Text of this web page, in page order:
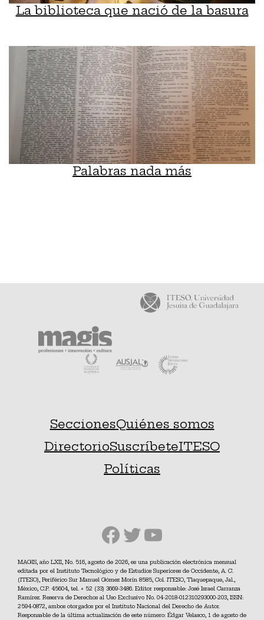
La biblioteca que nació de la basura
Palabras nada más
SeccionesQuiénes somos
DirectorioSuscríbeteITESO
Políticas
Facebook
Twitter
YouTube
MAGIS, año LXII, No. 516, agosto de 2026, es una publicación electrónica mensual
editada por el Instituto Tecnológico y de Estudios Superiores de Occidente, A. C.
(ITESO), Periférico Sur Manuel Gómez Morín 8585, Col. ITESO, Tlaquepaque, Jal.,
México, C.P. 45604, tel. + 52 (33) 3669-3486. Editor responsable: José Israel Carranza
Ramírez. Reserva de Derechos al Uso Exclusivo No. 04-2018-012310293000-203, ISSN:
2594-0872, ambos otorgados por el Instituto Nacional del Derecho de Autor.
Responsable de la última actualización de este número: Édgar Velasco, 1 de agosto de